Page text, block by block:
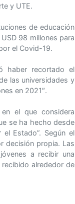
y UTE.
de educación
98 millones para
el Covid-19.
haber recortado el
las universidades y
en 2021″.
el que considera
se ha hecho desde
Estado”. Según el
decisión propia. Las
a recibir una
alrededor de